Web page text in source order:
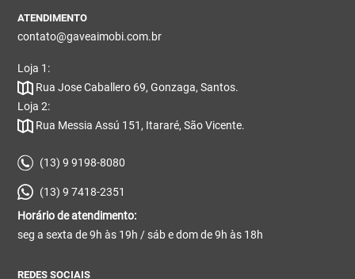
ATENDIMENTO
contato@gaveaimobi.com.br
Loja 1:
Rua Jose Caballero 69, Gonzaga, Santos.
Loja 2:
Rua Messia Assú 151, Itararé, São Vicente.
(13) 9 9198-8080
(13) 9 7418-2351
Horário de atendimento:
seg a sexta de 9h às 19h / sáb e dom de 9h às 18h
REDES SOCIAIS